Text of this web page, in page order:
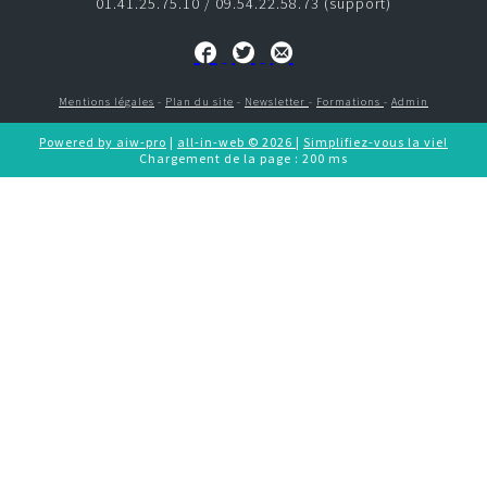
Mentions légales - Plan du site - Newsletter - Formations - Admin
Powered by aiw-pro | all-in-web © 2026 | Simplifiez-vous la vie!
Chargement de la page : 200 ms